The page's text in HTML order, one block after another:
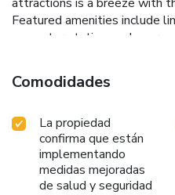
Featured amenities include
computer station, and
hours).
Comodidades
La propiedad
confirma que están
implementando
medidas mejoradas
de salud y seguridad